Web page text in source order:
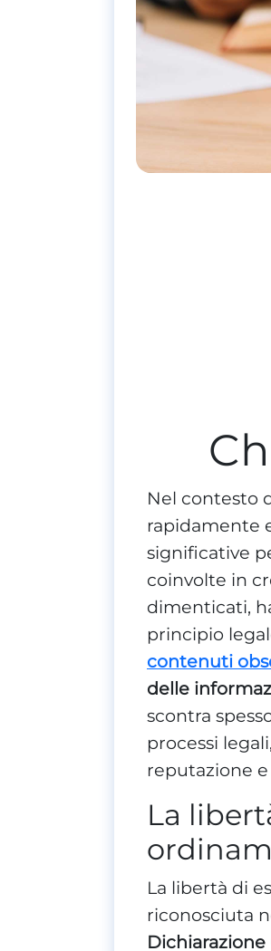
Nel contesto
rapidamente
significative
coinvolte in
dimenticati,
principio
contenuti
delle
scontra
processi
reputazione
La
La libertà di
riconosciuta